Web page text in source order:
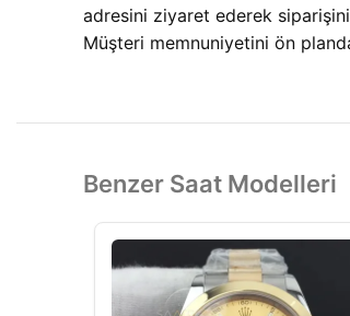
adresini ziyaret ederek
Müşteri memnuniyetini ön
Benzer Saat Modelleri